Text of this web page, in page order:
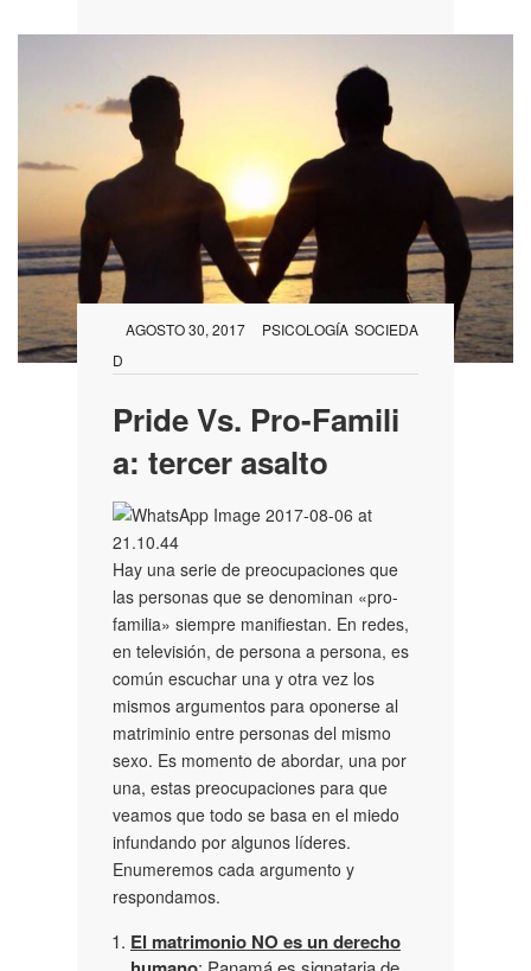
AGOSTO 30, 2017 PSICOLOGÍA SOCIEDA
D
Pride Vs. Pro-Famili
a: tercer asalto
Hay una serie de preocupaciones que
las personas que se denominan «pro-
familia» siempre manifiestan. En redes,
en televisión, de persona a persona, es
común escuchar una y otra vez los
mismos argumentos para oponerse al
matriminio entre personas del mismo
sexo. Es momento de abordar, una por
una, estas preocupaciones para que
veamos que todo se basa en el miedo
infundando por algunos líderes.
Enumeremos cada argumento y
respondamos.
El matrimonio NO es un derecho